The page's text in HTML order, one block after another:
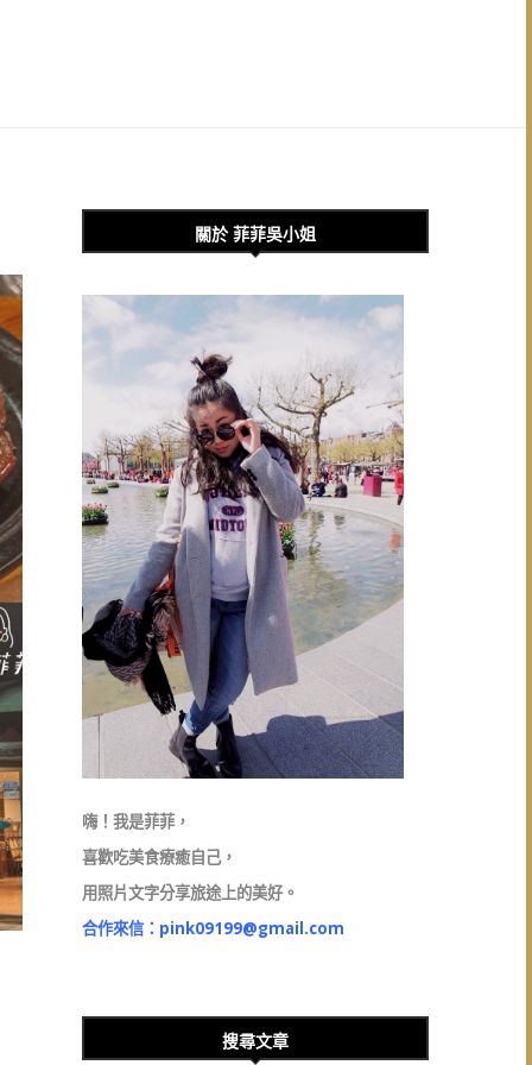
關於 菲菲吳小姐
嗨！我是菲菲，
喜歡吃美食療癒自己，
用照片文字分享旅途上的美好。
合作來信： pink09199@gmail.com
搜尋文章